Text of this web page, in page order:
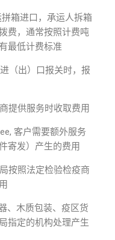
箱进口，承运人拆箱
费，通常按照计费吨
最低计费标准
（出）口报关时，报
提供服务时收取费用
客户需要额外服务
寄发）产生的费用
按照法定检验检疫商
、木质包装、疫区货
指定的机构处理产生